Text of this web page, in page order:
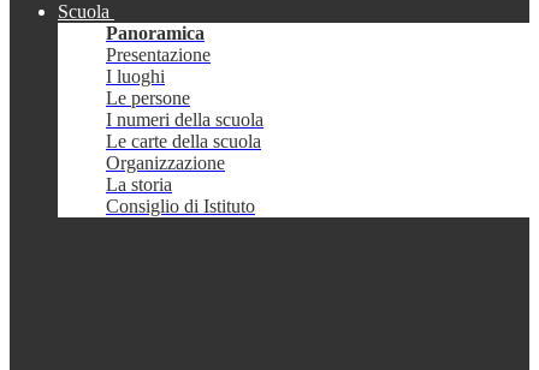
Scuola
Panoramica
Presentazione
I luoghi
Le persone
I numeri della scuola
Le carte della scuola
Organizzazione
La storia
Consiglio di Istituto